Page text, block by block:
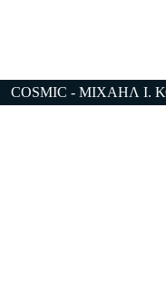
COSMIC - ΜΙΧΑΗΛ Ι.